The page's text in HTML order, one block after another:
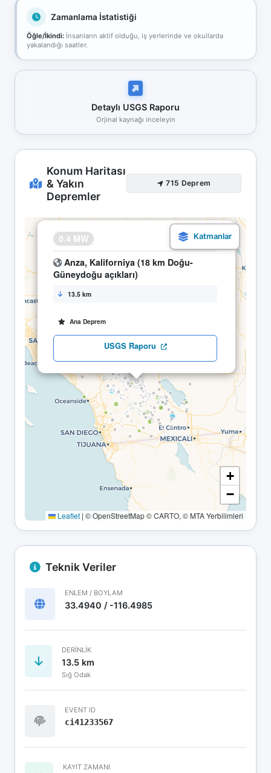
Zamanlama İstatistiği
Öğle/İkindi: İnsanların aktif olduğu, iş yerlerinde ve okullarda
yakalandığı saatler.
Detaylı USGS Raporu
Orjinal kaynağı inceleyin
Konum Haritası
& Yakın
Depremler
715 Deprem
0.4 MW 24.04 12:12
Anza, Kaliforniya (18 km Doğu-
Güneydoğu açıkları)
13.5 km
Ana Deprem
USGS Raporu
×
+
−
Leaflet | © OpenStreetMap © CARTO, © MTA Yerbilimleri
Teknik Veriler
ENLEM / BOYLAM
33.4940 / -116.4985
DERINLIK
13.5 km
Sığ Odak
EVENT ID
ci41233567
KAYIT ZAMANI